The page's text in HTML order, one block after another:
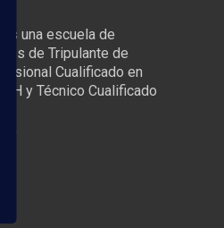
una escuela de
de Tripulante de
Cualificado en
y Técnico Cualificado